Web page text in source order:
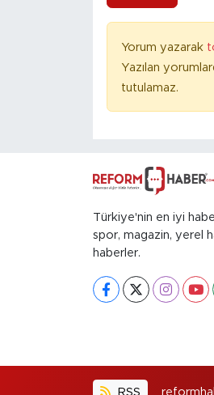
Yorum yazarak
Yazılan
tutulamaz.
Türkiye'nin en iyi
spor, magazin, yerel
haberler.
RSS